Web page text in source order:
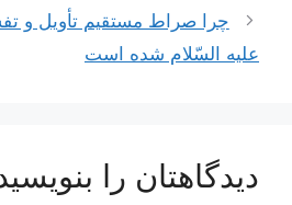
چرا صراط مستقيم تأويل و
عليه السّلام شده است
دیدگاهتان را